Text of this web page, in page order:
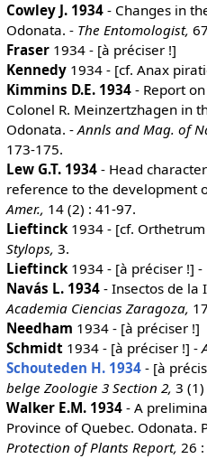
Cowley J. 1934- Changes in
Odonata. - The Entomologist,
Fraser1934 - [à préciser !]
Kennedy1934 - [cf. Anax
Kimmins D.E. 1934- Report
Colonel R. Meinzertzhagen in
Odonata. -Annls and Mag. of
173-175.
Lew G.T. 1934- Head
reference to the development
Amer., 14 (2) : 41-97.
Lieftinck1934 - [cf.
Stylops, 3.
Lieftinck1934 - [à préciser !] -
Navás L. 1934- Insectos de la
Academia Ciencias Zaragoza,
Needham 1934 - [à préciser !]
Schmidt1934 - [à préciser !] -
Schouteden H. 1934- [à
belge Zoologie 3 Section 2, 3
Walker E.M. 1934- A
Province of Quebec. Odonata.
Protection of Plants Report, 26